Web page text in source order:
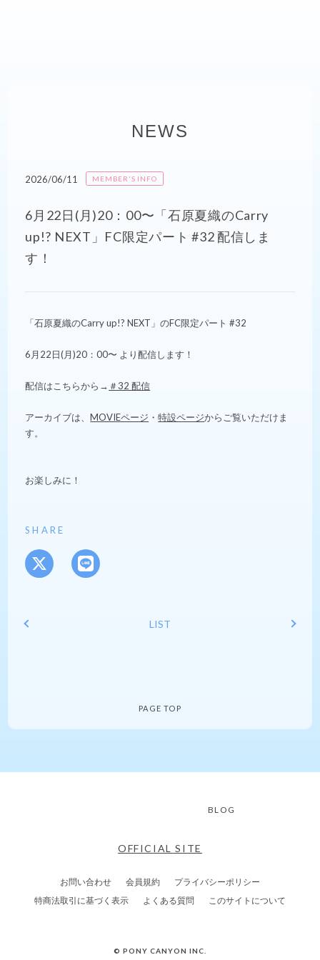
NEWS
2026/06/11 MEMBER'S INFO
6月22日(月)20：00〜「石原夏織のCarry
up!? NEXT」FC限定パート #32 配信しま
す！
「石原夏織のCarry up!? NEXT」のFC限定パート #32
6月22日(月)20：00〜 より配信します！
配信はこちらから→ ＃32 配信
アーカイブは、MOVIEページ ・特設ページからご覧いただけま
す。
お楽しみに！
SHARE
LIST
PAGE TOP
BLOG
OFFICIAL SITE
お問い合わせ 会員規約
プライバシーポリシー
特商法取引に基づく表示
よくある質問 このサイトについて
© PONY CANYON INC.